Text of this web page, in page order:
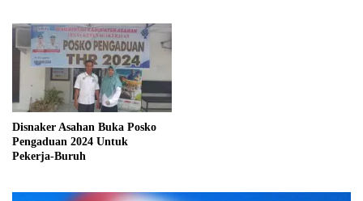
Disnaker Asahan Buka Posko
Pengaduan 2024 Untuk
Pekerja-Buruh